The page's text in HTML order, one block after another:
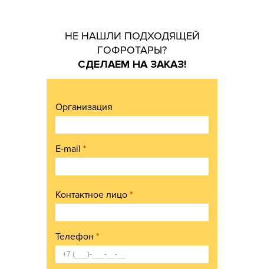
НЕ НАШЛИ ПОДХОДЯЩЕЙ
ГОФРОТАРЫ?
СДЕЛАЕМ НА ЗАКАЗ!
Организация
E-mail *
Контактное лицо *
Телефон *